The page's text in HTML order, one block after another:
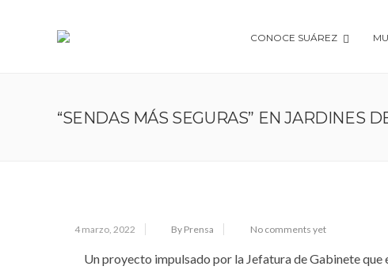
CONOCE SUÁREZ
“SENDAS MÁS SEGURAS” EN JARDINES
4 marzo, 2022 By Prensa No comments yet
Un proyecto impulsado por la Jefatura de Gabinete